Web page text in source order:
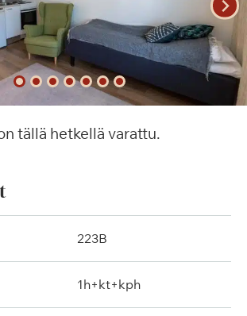
tällä hetkellä varattu.
223B
1h+kt+kph